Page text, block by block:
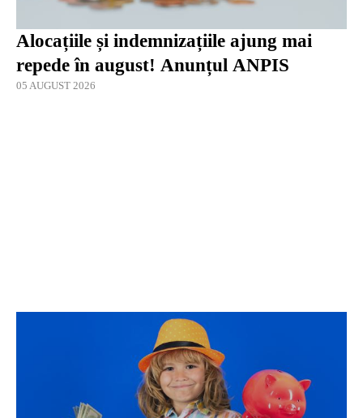
Alocațiile și indemnizațiile ajung mai
repede în august! Anunțul ANPIS
05 AUGUST 2026